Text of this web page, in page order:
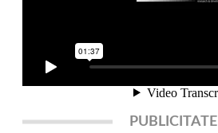
PUBLICITATE